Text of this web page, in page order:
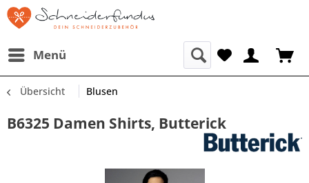
Menü
Übersicht Blusen
B6325 Damen Shirts, Butterick